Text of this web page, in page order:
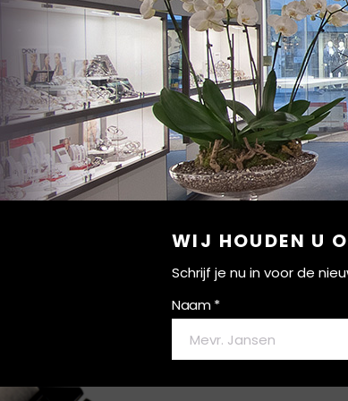
WIJ HOUDEN U
Schrijf je nu in voor de
Naam *